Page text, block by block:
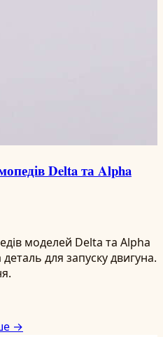
Delta та Alpha
моделей Delta та Alpha
для запуску двигуна.
→